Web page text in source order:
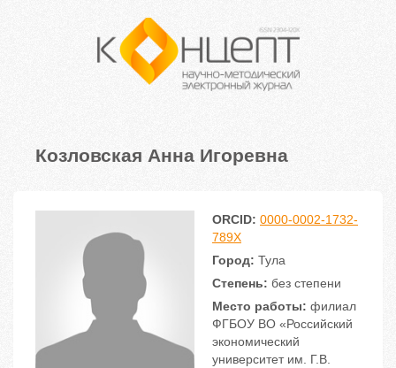
Козловская Анна Игоревна
ORCID: 0000-0002-1732-
789X
Город: Тула
Степень: без степени
Место работы: филиал
ФГБОУ ВО «Российский
экономический
университет им. Г.В.